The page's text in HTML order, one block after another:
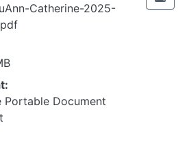
Catherine-2025-
Portable Document